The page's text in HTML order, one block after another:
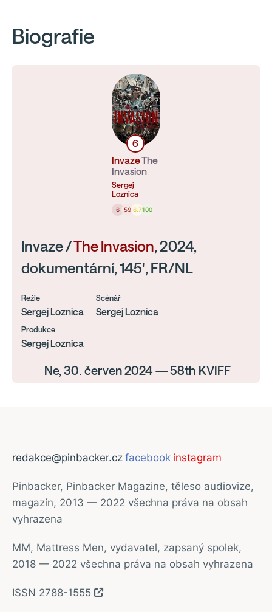
Biografie
6
InvazeThe
Invasion
Sergej
Loznica
6 59 6.7100
Invaze /The Invasion, 2024,
dokumentární, 145', FR/NL
Režie
Sergej Loznica
Scénář
Sergej Loznica
Produkce
Sergej Loznica
Ne, 30. červen 2024 — 58th KVIFF
redakce@pinbacker.cz facebook instagram
Pinbacker, Pinbacker Magazine, těleso audiovize,
magazín, 2013 — 2022 všechna práva na obsah
vyhrazena
MM, Mattress Men, vydavatel, zapsaný spolek,
2018 — 2022 všechna práva na obsah vyhrazena
ISSN 2788-1555